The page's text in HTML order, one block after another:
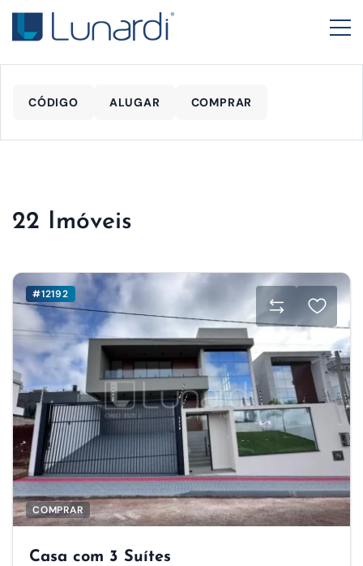
CÓDIGO ALUGAR COMPRAR
22 Imóveis
#12192
COMPRAR
Casa com 3 Suítes